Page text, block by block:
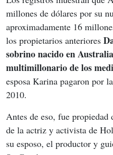
millones de dólares por su
aproximadamente 16
los propietarios anteriores
sobrino nacido en
multimillonario de los
esposa Karina pagaron por
2010.
Antes de eso, fue propiedad
de la actriz y activista de
su esposo, el productor y